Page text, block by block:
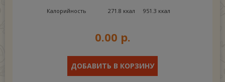
Калорийность 271.8 ккал 951.3 ккал
0.00 р.
ДОБАВИТЬ В КОРЗИНУ